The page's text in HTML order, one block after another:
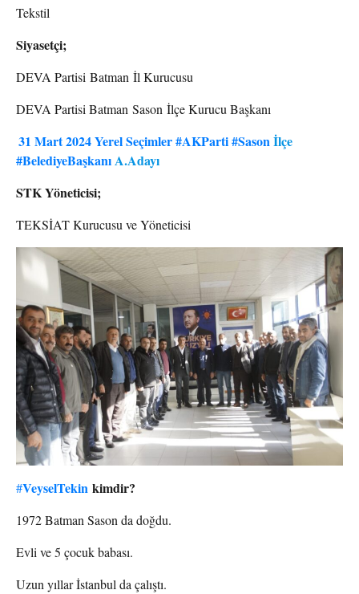
Tekstil
Siyasetçi;
DEVA Partisi Batman İl Kurucusu
DEVA Partisi Batman Sason İlçe Kurucu Başkanı
31 Mart 2024 Yerel Seçimler#AKParti#Sasonİlçe
#BelediyeBaşkanıA.Adayı
STK Yöneticisi;
TEKSİAT Kurucusu ve Yöneticisi
#VeyselTekin kimdir?
1972 Batman Sason da doğdu.
Evli ve 5 çocuk babası.
Uzun yıllar İstanbul da çalıştı.